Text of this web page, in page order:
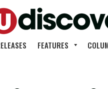
FEATURES